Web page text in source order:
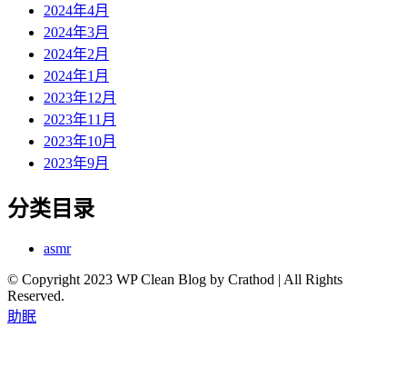
2024年4月
2024年3月
2024年2月
2024年1月
2023年12月
2023年11月
2023年10月
2023年9月
分类目录
asmr
© Copyright 2023 WP Clean Blog by Crathod | All Rights
Reserved.
助眠